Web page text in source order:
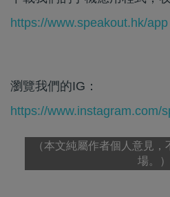
https://www.speakout.hk/app
瀏覽我們的IG：
https://www.instagram.com/
（本文純屬作者個人意見
場。）